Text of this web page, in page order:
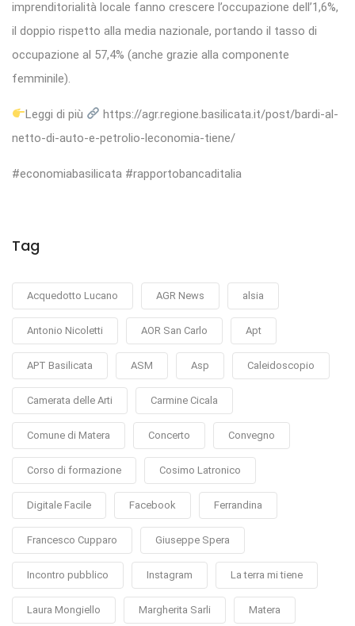
imprenditorialità locale fanno crescere l’occupazione dell’1,6%,
il doppio rispetto alla media nazionale, portando il tasso di
occupazione al 57,4% (anche grazie alla componente
femminile).
Leggi di più
https://agr.regione.basilicata.it/post/bardi-al-
netto-di-auto-e-petrolio-leconomia-tiene/
#economiabasilicata #rapportobancaditalia
Tag
Acquedotto Lucano AGR News alsia
Antonio Nicoletti AOR San Carlo Apt
APT Basilicata ASM Asp Caleidoscopio
Camerata delle Arti Carmine Cicala
Comune di Matera Concerto Convegno
Corso di formazione Cosimo Latronico
Digitale Facile Facebook Ferrandina
Francesco Cupparo Giuseppe Spera
Incontro pubblico Instagram La terra mi tiene
Laura Mongiello Margherita Sarli Matera